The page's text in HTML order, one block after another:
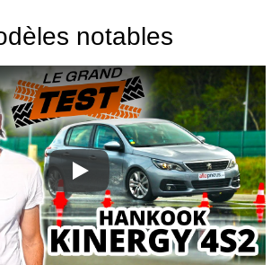
notables